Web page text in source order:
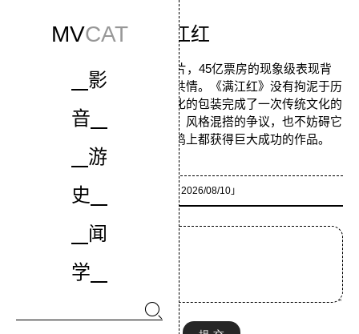
MVCAT
影
音
游
史
闻
学
满江红
张艺谋导演的古装喜剧悬疑片，45亿票房的现象级表现背
后，是观众对家国主题的天然共情。《满江红》没有拘泥于历
史考据的严谨性，而是用类型化的包装完成了一次传统文化的
大众传播，哪怕存在情节漏洞、风格混搭的争议，也不妨碍它
成为一部在商业性和情感共鸣上都获得巨大成功的作品。
2026/08/10」